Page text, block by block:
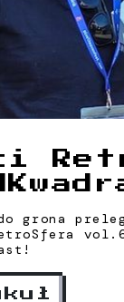
grona
vol.6